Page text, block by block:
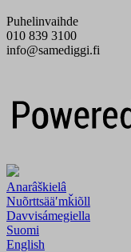
Puhelinvaihde
010 839 3100
info@samediggi.fi
Anarâškielâ
Nuõrttsääʹmǩiõll
Davvisámegiella
Suomi
English